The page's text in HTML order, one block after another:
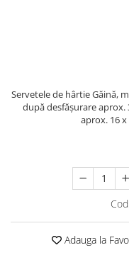
Servetele de hârtie Găină,
după desfășurare aprox.
aprox. 16 x
Adauga la